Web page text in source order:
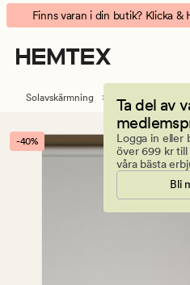
Tuva
mörkläggande
rullgardin
trådlös
Animerad
banner.
Klicka
på
att
pausa.
Finns varan i din butik? Klicka
Ta del av
Logga in eller
över 699 kr
våra bästa
Bli
Solavskärmning Rullgardiner
-40%